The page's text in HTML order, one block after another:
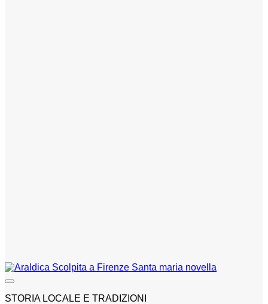
STORIA LOCALE E TRADIZIONI